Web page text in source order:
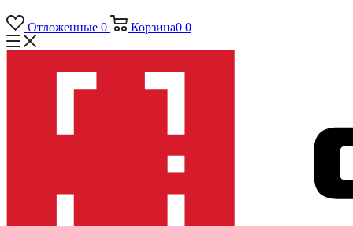
Отложенные 0 Корзина0 0